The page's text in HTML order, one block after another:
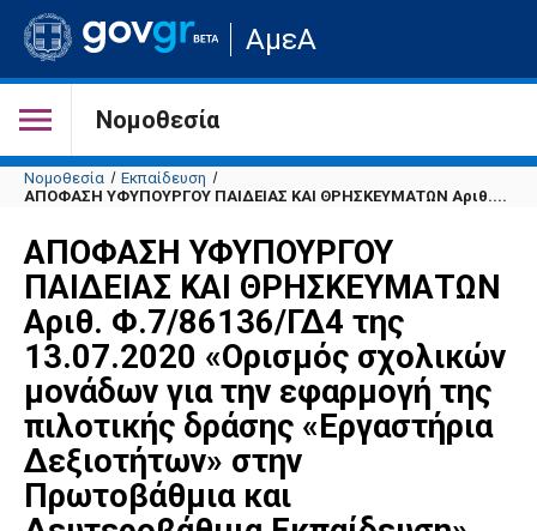
Μετάβαση
στην
σελίδα
του
ΑμεΑ
Νομοθεσία
Νομοθεσία
Εκπαίδευση
ΑΠΟΦΑΣΗ ΥΦΥΠΟΥΡΓΟΥ ΠΑΙΔΕΙΑΣ ΚΑΙ ΘΡΗΣΚΕΥΜΑΤΩΝ Αριθ....
ΑΠΟΦΑΣΗ ΥΦΥΠΟΥΡΓΟΥ
ΠΑΙΔΕΙΑΣ ΚΑΙ ΘΡΗΣΚΕΥΜΑΤΩΝ
Αριθ. Φ.7/86136/ΓΔ4 της
13.07.2020 «Ορισμός σχολικών
μονάδων για την εφαρμογή της
πιλοτικής δράσης «Εργαστήρια
Δεξιοτήτων» στην
Πρωτοβάθμια και